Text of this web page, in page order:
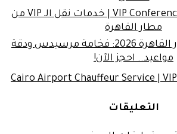
VIP Conference Transportation | خدمات نقل الـ VIP من
مطار القاهرة
احجز ليموزين مطار القاهرة 2026: فخامة مرسيدس ودقة
مواعيد.. احجز الآن!
Cairo Airport Chauffeur Service |
التعليقات